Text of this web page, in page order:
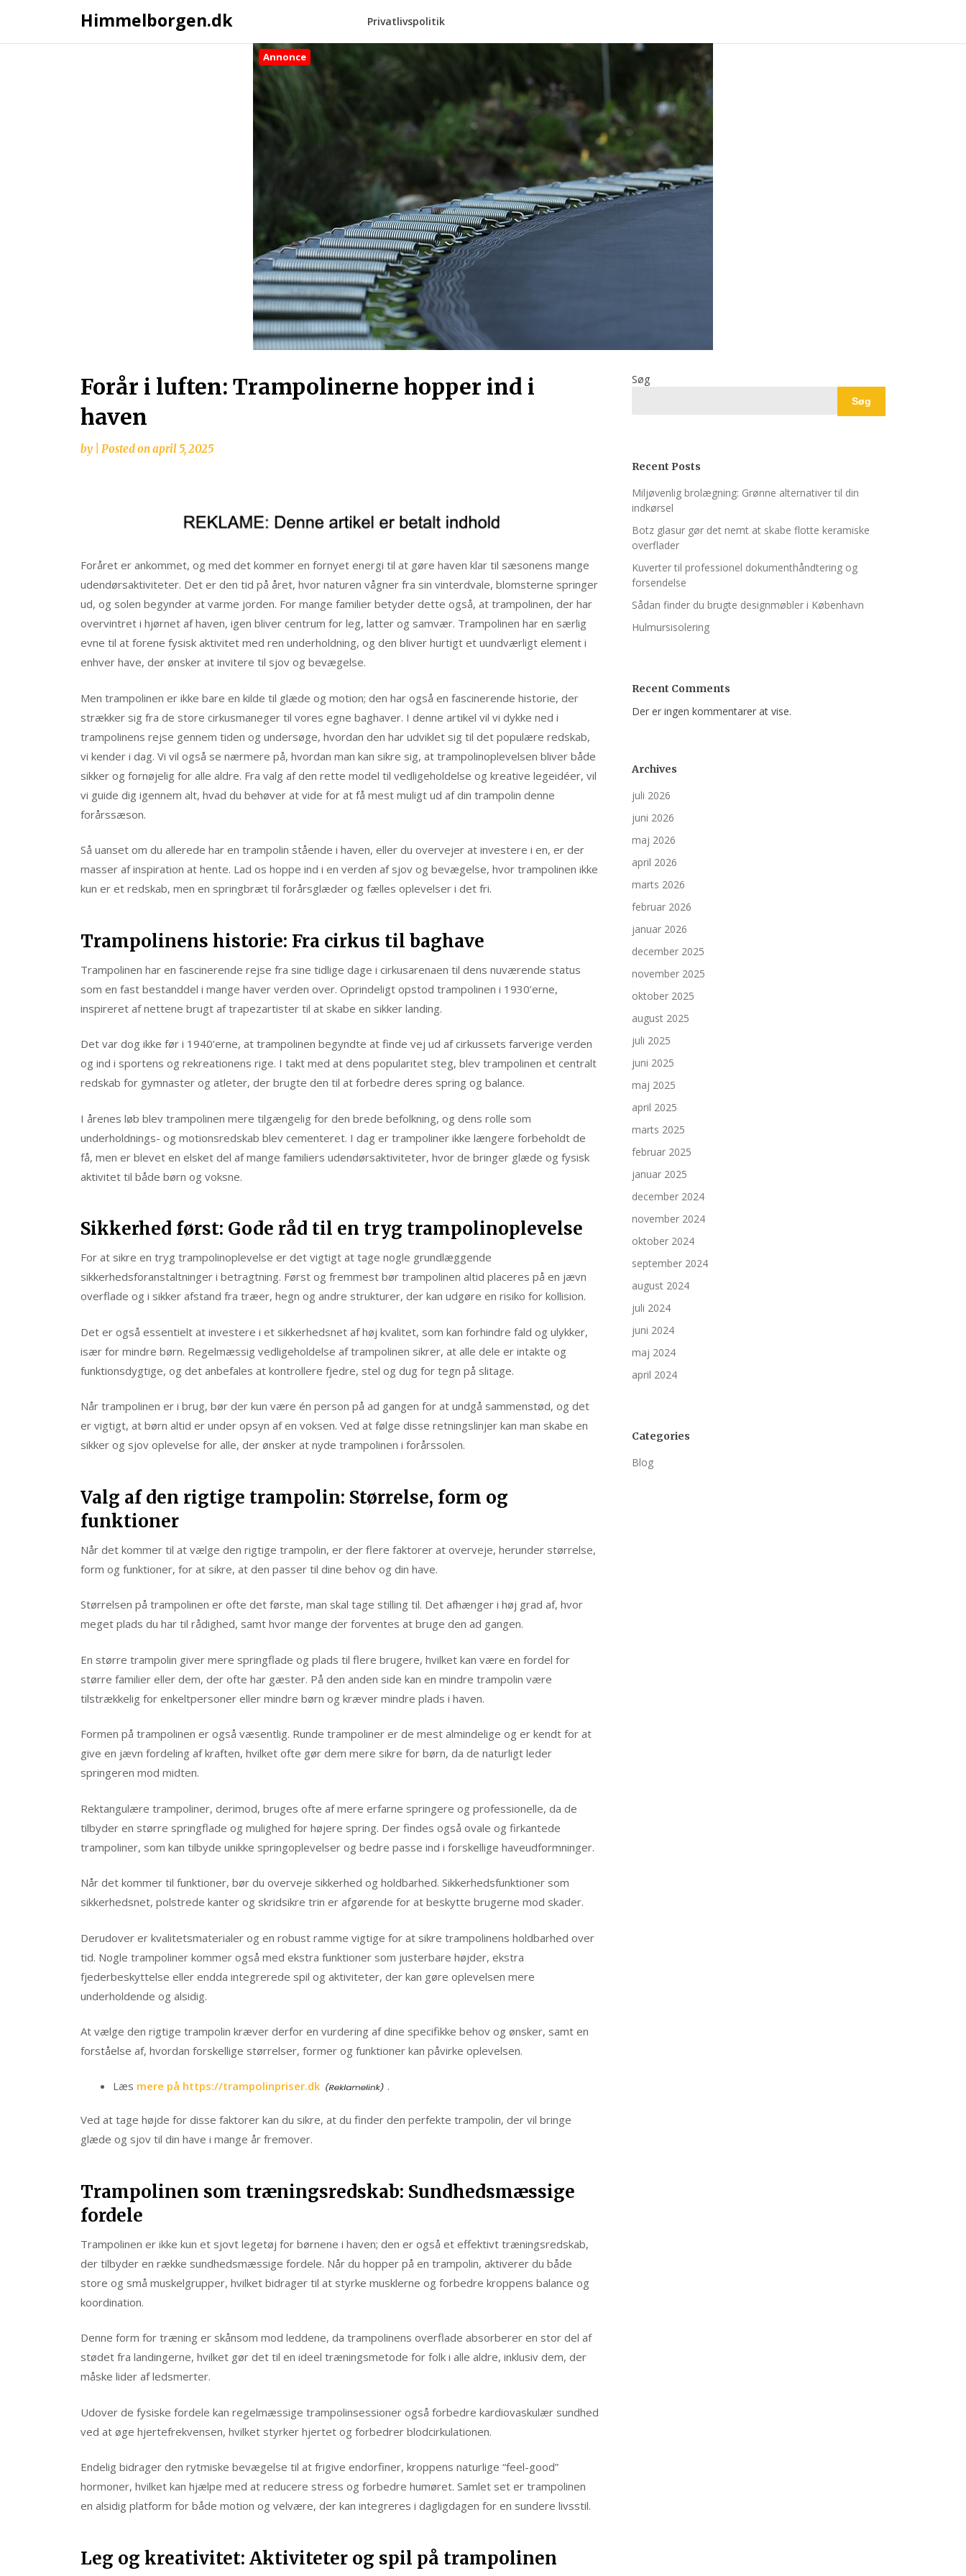
Himmelborgen.dk Privatlivspolitik
Annonce
Forår i luften: Trampolinerne hopper ind i
haven
by Posted onapril 5, 2025
Foråret er ankommet, og med det kommer en fornyet energi til at gøre haven klar til sæsonens mange
udendørsaktiviteter. Det er den tid på året, hvor naturen vågner fra sin vinterdvale, blomsterne springer
ud, og solen begynder at varme jorden. For mange familier betyder dette også, at trampolinen, der har
overvintret i hjørnet af haven, igen bliver centrum for leg, latter og samvær. Trampolinen har en særlig
evne til at forene fysisk aktivitet med ren underholdning, og den bliver hurtigt et uundværligt element i
enhver have, der ønsker at invitere til sjov og bevægelse.
Men trampolinen er ikke bare en kilde til glæde og motion; den har også en fascinerende historie, der
strækker sig fra de store cirkusmaneger til vores egne baghaver. I denne artikel vil vi dykke ned i
trampolinens rejse gennem tiden og undersøge, hvordan den har udviklet sig til det populære redskab,
vi kender i dag. Vi vil også se nærmere på, hvordan man kan sikre sig, at trampolinoplevelsen bliver både
sikker og fornøjelig for alle aldre. Fra valg af den rette model til vedligeholdelse og kreative legeidéer, vil
vi guide dig igennem alt, hvad du behøver at vide for at få mest muligt ud af din trampolin denne
forårssæson.
Så uanset om du allerede har en trampolin stående i haven, eller du overvejer at investere i en, er der
masser af inspiration at hente. Lad os hoppe ind i en verden af sjov og bevægelse, hvor trampolinen ikke
kun er et redskab, men en springbræt til forårsglæder og fælles oplevelser i det fri.
Trampolinens historie: Fra cirkus til baghave
Trampolinen har en fascinerende rejse fra sine tidlige dage i cirkusarenaen til dens nuværende status
som en fast bestanddel i mange haver verden over. Oprindeligt opstod trampolinen i 1930’erne,
inspireret af nettene brugt af trapezartister til at skabe en sikker landing.
Det var dog ikke før i 1940’erne, at trampolinen begyndte at finde vej ud af cirkussets farverige verden
og ind i sportens og rekreationens rige. I takt med at dens popularitet steg, blev trampolinen et centralt
redskab for gymnaster og atleter, der brugte den til at forbedre deres spring og balance.
I årenes løb blev trampolinen mere tilgængelig for den brede befolkning, og dens rolle som
underholdnings- og motionsredskab blev cementeret. I dag er trampoliner ikke længere forbeholdt de
få, men er blevet en elsket del af mange familiers udendørsaktiviteter, hvor de bringer glæde og fysisk
aktivitet til både børn og voksne.
Sikkerhed først: Gode råd til en tryg trampolinoplevelse
For at sikre en tryg trampolinoplevelse er det vigtigt at tage nogle grundlæggende
sikkerhedsforanstaltninger i betragtning. Først og fremmest bør trampolinen altid placeres på en jævn
overflade og i sikker afstand fra træer, hegn og andre strukturer, der kan udgøre en risiko for kollision.
Det er også essentielt at investere i et sikkerhedsnet af høj kvalitet, som kan forhindre fald og ulykker,
især for mindre børn. Regelmæssig vedligeholdelse af trampolinen sikrer, at alle dele er intakte og
funktionsdygtige, og det anbefales at kontrollere fjedre, stel og dug for tegn på slitage.
Når trampolinen er i brug, bør der kun være én person på ad gangen for at undgå sammenstød, og det
er vigtigt, at børn altid er under opsyn af en voksen. Ved at følge disse retningslinjer kan man skabe en
sikker og sjov oplevelse for alle, der ønsker at nyde trampolinen i forårssolen.
Valg af den rigtige trampolin: Størrelse, form og
funktioner
Når det kommer til at vælge den rigtige trampolin, er der flere faktorer at overveje, herunder størrelse,
form og funktioner, for at sikre, at den passer til dine behov og din have.
Størrelsen på trampolinen er ofte det første, man skal tage stilling til. Det afhænger i høj grad af, hvor
meget plads du har til rådighed, samt hvor mange der forventes at bruge den ad gangen.
En større trampolin giver mere springflade og plads til flere brugere, hvilket kan være en fordel for
større familier eller dem, der ofte har gæster. På den anden side kan en mindre trampolin være
tilstrækkelig for enkeltpersoner eller mindre børn og kræver mindre plads i haven.
Formen på trampolinen er også væsentlig. Runde trampoliner er de mest almindelige og er kendt for at
give en jævn fordeling af kraften, hvilket ofte gør dem mere sikre for børn, da de naturligt leder
springeren mod midten.
Rektangulære trampoliner, derimod, bruges ofte af mere erfarne springere og professionelle, da de
tilbyder en større springflade og mulighed for højere spring. Der findes også ovale og firkantede
trampoliner, som kan tilbyde unikke springoplevelser og bedre passe ind i forskellige haveudformninger.
Når det kommer til funktioner, bør du overveje sikkerhed og holdbarhed. Sikkerhedsfunktioner som
sikkerhedsnet, polstrede kanter og skridsikre trin er afgørende for at beskytte brugerne mod skader.
Derudover er kvalitetsmaterialer og en robust ramme vigtige for at sikre trampolinens holdbarhed over
tid. Nogle trampoliner kommer også med ekstra funktioner som justerbare højder, ekstra
fjederbeskyttelse eller endda integrerede spil og aktiviteter, der kan gøre oplevelsen mere
underholdende og alsidig.
At vælge den rigtige trampolin kræver derfor en vurdering af dine specifikke behov og ønsker, samt en
forståelse af, hvordan forskellige størrelser, former og funktioner kan påvirke oplevelsen.
Læs mere på https://trampolinpriser.dk .
Ved at tage højde for disse faktorer kan du sikre, at du finder den perfekte trampolin, der vil bringe
glæde og sjov til din have i mange år fremover.
Trampolinen som træningsredskab: Sundhedsmæssige
fordele
Trampolinen er ikke kun et sjovt legetøj for børnene i haven; den er også et effektivt træningsredskab,
der tilbyder en række sundhedsmæssige fordele. Når du hopper på en trampolin, aktiverer du både
store og små muskelgrupper, hvilket bidrager til at styrke musklerne og forbedre kroppens balance og
koordination.
Denne form for træning er skånsom mod leddene, da trampolinens overflade absorberer en stor del af
stødet fra landingerne, hvilket gør det til en ideel træningsmetode for folk i alle aldre, inklusiv dem, der
måske lider af ledsmerter.
Udover de fysiske fordele kan regelmæssige trampolinsessioner også forbedre kardiovaskulær sundhed
ved at øge hjertefrekvensen, hvilket styrker hjertet og forbedrer blodcirkulationen.
Endelig bidrager den rytmiske bevægelse til at frigive endorfiner, kroppens naturlige “feel-good”
hormoner, hvilket kan hjælpe med at reducere stress og forbedre humøret. Samlet set er trampolinen
en alsidig platform for både motion og velvære, der kan integreres i dagligdagen for en sundere livsstil.
Leg og kreativitet: Aktiviteter og spil på trampolinen
Søg
Søg
Recent Posts
Miljøvenlig brolægning: Grønne alternativer til din
indkørsel
Botz glasur gør det nemt at skabe flotte keramiske
overflader
Kuverter til professionel dokumenthåndtering og
forsendelse
Sådan finder du brugte designmøbler i København
Hulmursisolering
Recent Comments
Der er ingen kommentarer at vise.
Archives
juli 2026
juni 2026
maj 2026
april 2026
marts 2026
februar 2026
januar 2026
december 2025
november 2025
oktober 2025
august 2025
juli 2025
juni 2025
maj 2025
april 2025
marts 2025
februar 2025
januar 2025
december 2024
november 2024
oktober 2024
september 2024
august 2024
juli 2024
juni 2024
maj 2024
april 2024
Categories
Blog